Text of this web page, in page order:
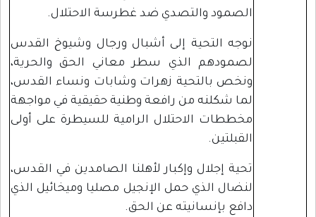
الصمود والتصدي ضد غطرسة الاحتلال.
نوجه التحية إلى أشبال ورجال وشيوخ القدس
لصمودهم الذي سطر معاني الحق والحرية،
ونخص بالتحية زهرات وشابات ونساء القدس،
لما شكلنه من رافعة وطنية حقيقية في مواجهة
مخططات الاحتلال الرامية للسيطرة على أولى
القبلتين.
تحية إجلال وإكبار لأهلنا الصامدين في القدس،
لنضال الذي حمل الإنجيل مصليا وميخائيل الذي
دافع بإنسانيته عن الحق.